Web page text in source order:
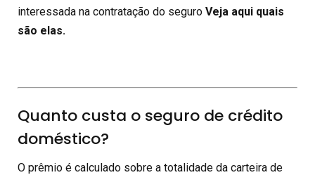
interessada na contratação do seguro Veja aqui quais
são elas.
Quanto custa o seguro de crédito
doméstico?
O prêmio é calculado sobre a totalidade da carteira de